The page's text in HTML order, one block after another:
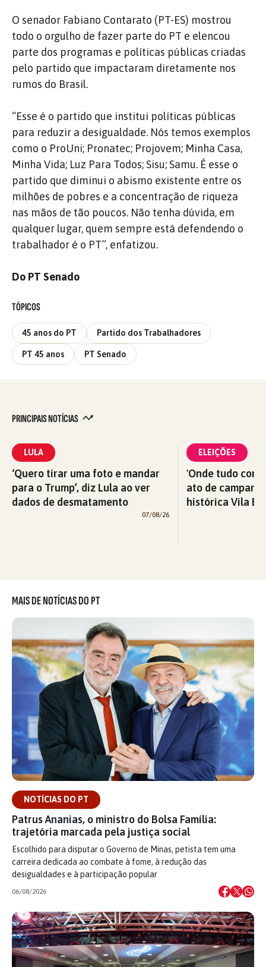
O senador Fabiano Contarato (PT-ES) mostrou
todo o orgulho de fazer parte do PT e elencou
parte dos programas e políticas públicas criadas
pelo partido que impactaram diretamente nos
rumos do Brasil.
“Esse é o partido que institui políticas públicas
para reduzir a desigualdade. Nós temos exemplos
como o ProUni; Pronatec; Projovem; Minha Casa,
Minha Vida; Luz Para Todos; Sisu; Samu. É esse o
partido que diminui o abismo existente entre os
milhões de pobres e a concentração de riqueza
nas mãos de tão poucos. Não tenha dúvida, em
qualquer lugar, quem sempre está defendendo o
trabalhador é o PT”, enfatizou.
Do PT Senado
TÓPICOS
45 anos do PT Partido dos Trabalhadores
PT 45 anos PT Senado
PRINCIPAIS NOTÍCIAS
LULA
‘Quero tirar uma foto e mandar
para o Trump’, diz Lula ao ver
dados de desmatamento
07/08/26
ELEIÇÕES
'Onde tudo
ato de
histórica Vila
MAIS DE NOTÍCIAS DO PT
NOTÍCIAS DO PT
Patrus Ananias, o ministro do Bolsa Família:
trajetória marcada pela justiça social
Escolhido para disputar o Governo de Minas, petista tem uma
carreira dedicada ao combate à fome, à redução das
desigualdades e à participação popular
06/08/2026